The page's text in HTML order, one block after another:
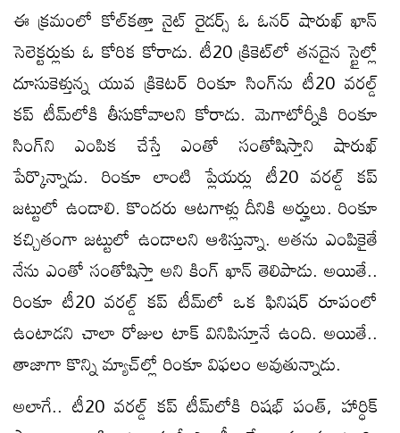
ఈ క్రమంలో కోల్‌కత్తా నైట్‌ రైడర్స్‌ ఓ ఓనర్‌ షారుఖ్‌ ఖాన్‌
సెలెక్టర్లుకు ఓ కోరిక కోరాడు. టీ20 క్రికెట్‌లో తనదైన స్టైల్లో
దూసుకెళ్తున్న యువ క్రికెటర్‌ రింకూ సింగ్‌ను టీ20 వరల్డ్‌
కప్‌ టీమ్‌లోకి తీసుకోవాలని కోరాడు. మెగాటోర్నీకి రింకూ
సింగ్‌ని ఎంపిక చేస్తే ఎంతో సంతోషిస్తాని షారుఖ్‌
పేర్కొన్నాడు. రింకూ లాంటి ప్లేయర్లు టీ20 వరల్డ్ కప్
జట్టులో ఉండాలి. కొందరు ఆటగాళ్లు దీనికి అర్హులు. రింకూ
కచ్చితంగా జట్టులో ఉండాలని ఆశిస్తున్నా. అతను ఎంపికైతే
నేను ఎంతో సంతోషిస్తా అని కింగ్‌ ఖాన్‌ తెలిపాడు. అయితే..
రింకూ టీ20 వరల్డ్‌ కప్‌ టీమ్‌లో ఒక ఫినిషర్‌ రూపంలో
ఉంటాడని చాలా రోజుల టాక్‌ వినిపిస్తూనే ఉంది. అయితే..
తాజాగా కొన్ని మ్యాచ్‌ల్లో రింకూ విఫలం అవుతున్నాడు.
అలాగే.. టీ20 వరల్డ్‌ కప్‌ టీమ్‌లోకి రిషభ్‌ పంత్‌, హార్ధిక్‌